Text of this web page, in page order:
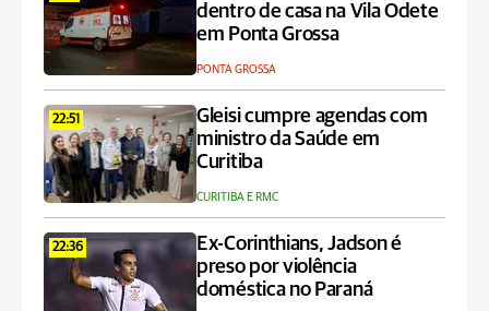
dentro de casa na Vila Odete
em Ponta Grossa
PONTA GROSSA
22:51
Gleisi cumpre agendas com
ministro da Saúde em
Curitiba
CURITIBA E RMC
22:36
Ex-Corinthians, Jadson é
preso por violência
doméstica no Paraná